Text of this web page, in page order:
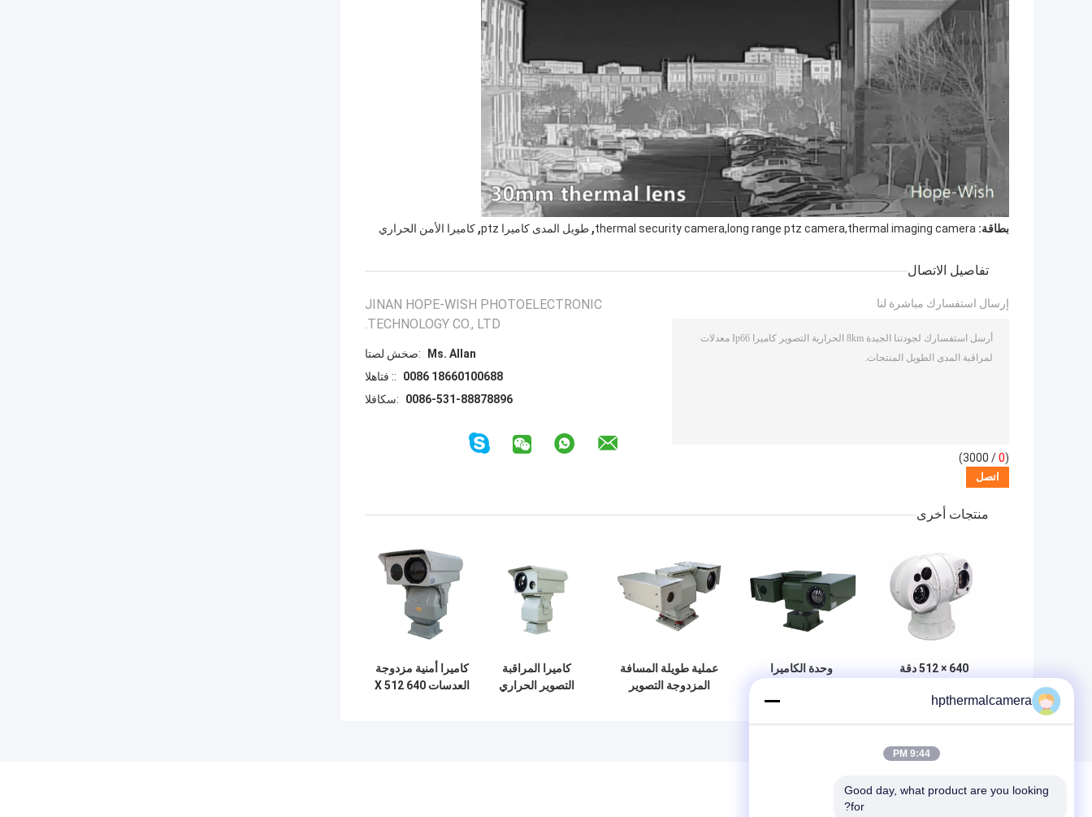
بطاقة: thermal security camera,long range ptz camera,thermal imaging camera
, طويل المدى كاميرا ptz , كاميرا الأمن الحراري
تفاصيل الاتصال
JINAN HOPE-WISH PHOTOELECTRONIC
TECHNOLOGY CO., LTD.
اتصل شخص:
Ms. Allan
الهاتف ::
0086 18660100688
الفاكس:
0086-531-88878896
إرسال استفسارك مباشرة لنا
(
0
/ 3000)
منتجات أخرى
640 × 512 دقة
مزدوج كاميرا حرارية
وحدة الكاميرا
الحمراء في مجال
عملية طويلة المسافة
المزدوجة التصوير
كاميرا المراقبة
التصوير الحراري
كاميرا أمنية مزدوجة
العدسات 640 X 512
hpthermalcamera
9:44 PM
Good day, what product are you looking
for?